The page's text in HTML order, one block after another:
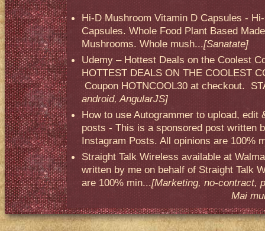
Hi-D Mushroom Vitamin D Capsules -
Capsules. Whole Food Plant Based
Mushrooms. Whole mush...[Sanatate]
Udemy – Hottest Deals on the Coolest
HOTTEST DEALS ON THE COOLEST
Coupon HOTNCOOL30 at checkout.
android, AngularJS]
How to use Autogrammer to upload, edit
posts - This is a sponsored post written
Instagram Posts. All opinions are 100%
Straight Talk Wireless available at
written by me on behalf of Straight Talk
are 100% min...[Marketing, no-contract,
Mai